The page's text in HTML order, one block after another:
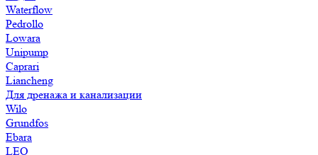
Waterflow
Pedrollo
Lowara
Unipump
Caprari
Liancheng
Для дренажа и канализации
Wilo
Grundfos
Ebara
LEO